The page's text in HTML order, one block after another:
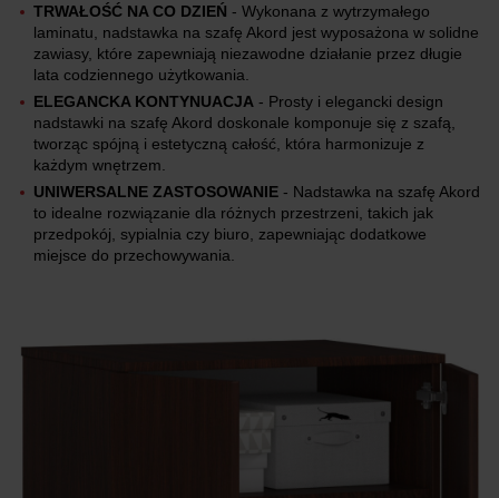
TRWAŁOŚĆ NA CO DZIEŃ - Wykonana z wytrzymałego
laminatu, nadstawka na szafę Akord jest wyposażona w solidne
zawiasy, które zapewniają niezawodne działanie przez długie
lata codziennego użytkowania.
ELEGANCKA KONTYNUACJA - Prosty i elegancki design
nadstawki na szafę Akord doskonale komponuje się z szafą,
tworząc spójną i estetyczną całość, która harmonizuje z
każdym wnętrzem.
UNIWERSALNE ZASTOSOWANIE - Nadstawka na szafę Akord
to idealne rozwiązanie dla różnych przestrzeni, takich jak
przedpokój, sypialnia czy biuro, zapewniając dodatkowe
miejsce do przechowywania.